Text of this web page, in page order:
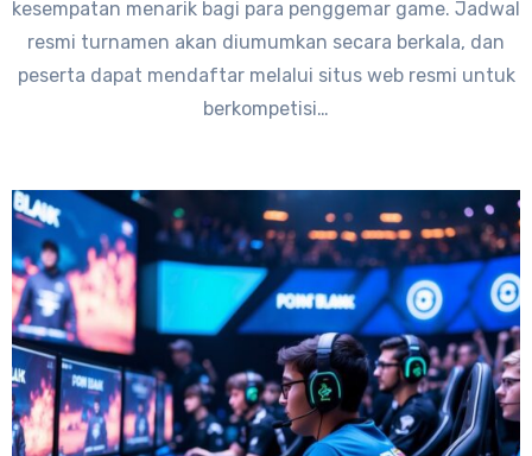
kesempatan menarik bagi para penggemar game. Jadwal
resmi turnamen akan diumumkan secara berkala, dan
peserta dapat mendaftar melalui situs web resmi untuk
berkompetisi…